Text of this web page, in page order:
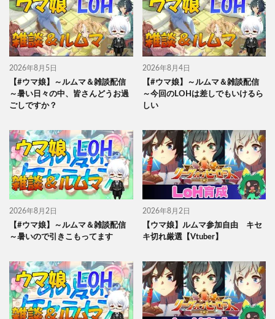
2026年8月5日
【#ウマ娘】～ルムマ＆雑談配信
～暑い日々の中、皆さんどうお過
ごしですか？
2026年8月4日
【#ウマ娘】～ルムマ＆雑談配信
～今回のLOHは差しでもいけるら
しい
2026年8月2日
【#ウマ娘】～ルムマ＆雑談配信
～暑いので引きこもってます
2026年8月2日
【ウマ娘】ルムマ参加自由 キセ
キ切れ厳選【Vtuber】